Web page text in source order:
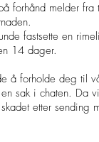
forhånd melder
fastsette en
14 dager.
å forholde deg til
sak i chaten. Da
etter sending